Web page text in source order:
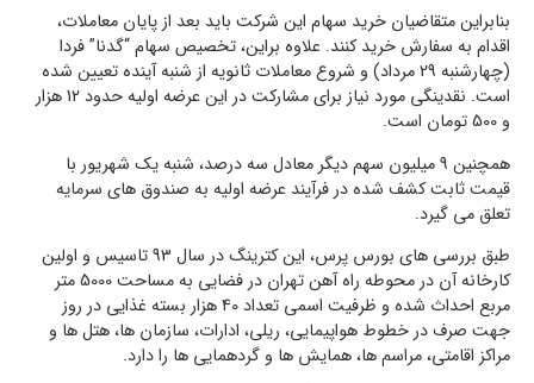
بنابراین متقاضیان خرید سهام این شرکت باید بعد از پایان معاملات،
اقدام به سفارش خرید کنند. علاوه براین، تخصیص سهام “گدنا” فردا
(چهارشنبه 29 مرداد) و شروع معاملات ثانویه از شنبه آینده تعیین شده
است. نقدینگی مورد نیاز برای مشارکت در این عرضه اولیه حدود 12 هزار
و 500 تومان است.
همچنین 9 میلیون سهم دیگر معادل سه درصد، شنبه یک شهریور با
قیمت ثابت کشف شده در فرآیند عرضه اولیه به صندوق های سرمایه
تعلق می گیرد.
طبق بررسی های بورس پرس، این کترینگ در سال 93 تاسیس و اولین
کارخانه آن در محوطه راه آهن تهران در فضایی به مساحت 5000 متر
مربع احداث شده و ظرفیت اسمی تعداد 40 هزار بسته غذایی در روز
جهت صرف در خطوط هواپیمایی، ریلی، ادارات، سازمان ها، هتل ها و
مراکز اقامتی، مراسم ها، همایش ها و گردهمایی ها را دارد.